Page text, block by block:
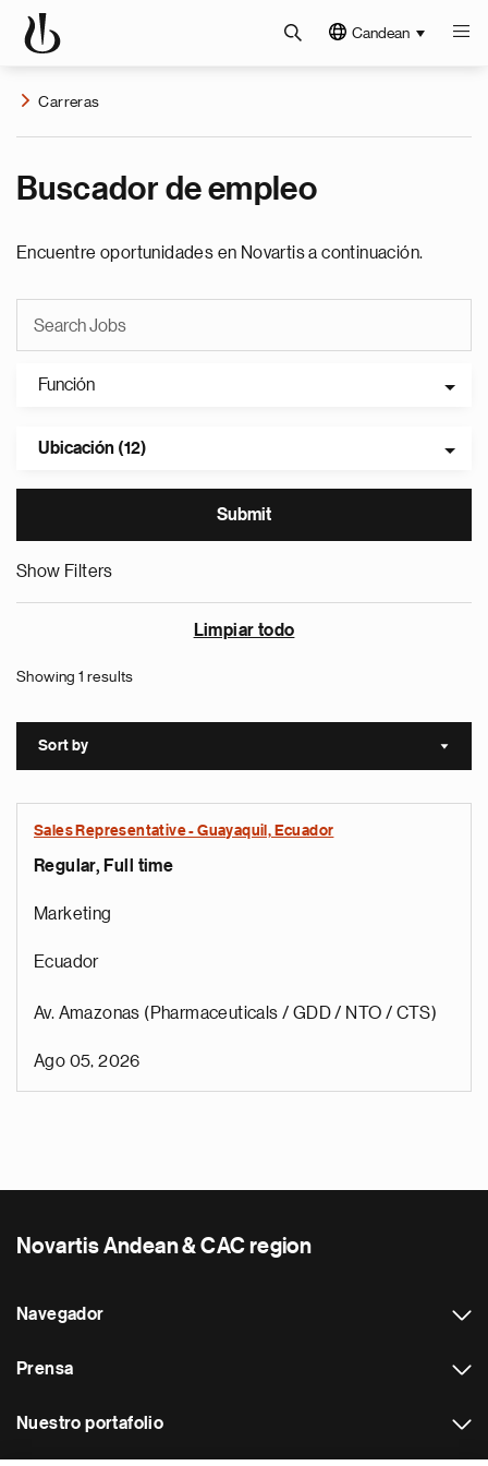
Candean
Carreras
Buscador de empleo
Encuentre oportunidades en Novartis a continuación.
Función
Ubicación (12)
Show Filters
Limpiar todo
Showing 1 results
Sort by Sort
Sales Representative - Guayaquil, Ecuador
Regular, Full time
Marketing
Ecuador
Av. Amazonas (Pharmaceuticals / GDD / NTO / CTS)
Ago 05, 2026
Novartis Andean & CAC region
Navegador
Prensa
Nuestro portafolio